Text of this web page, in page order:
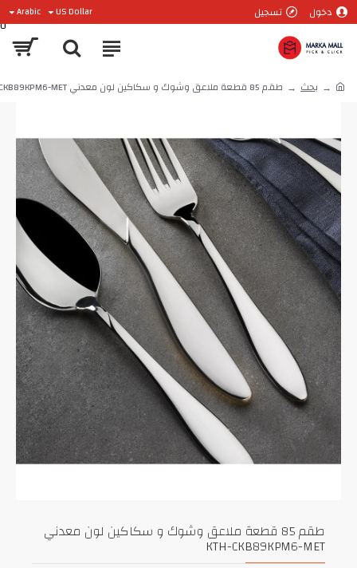
دخول تسجيل US Dollar
Arabic
0
بحث طقم 85 قطعة ملاعق وشوك و سكاكين لون معدني KTH-CKB89KPM6-MET
طقم 85 قطعة ملاعق وشوك و سكاكين لون معدني
KTH-CKB89KPM6-MET